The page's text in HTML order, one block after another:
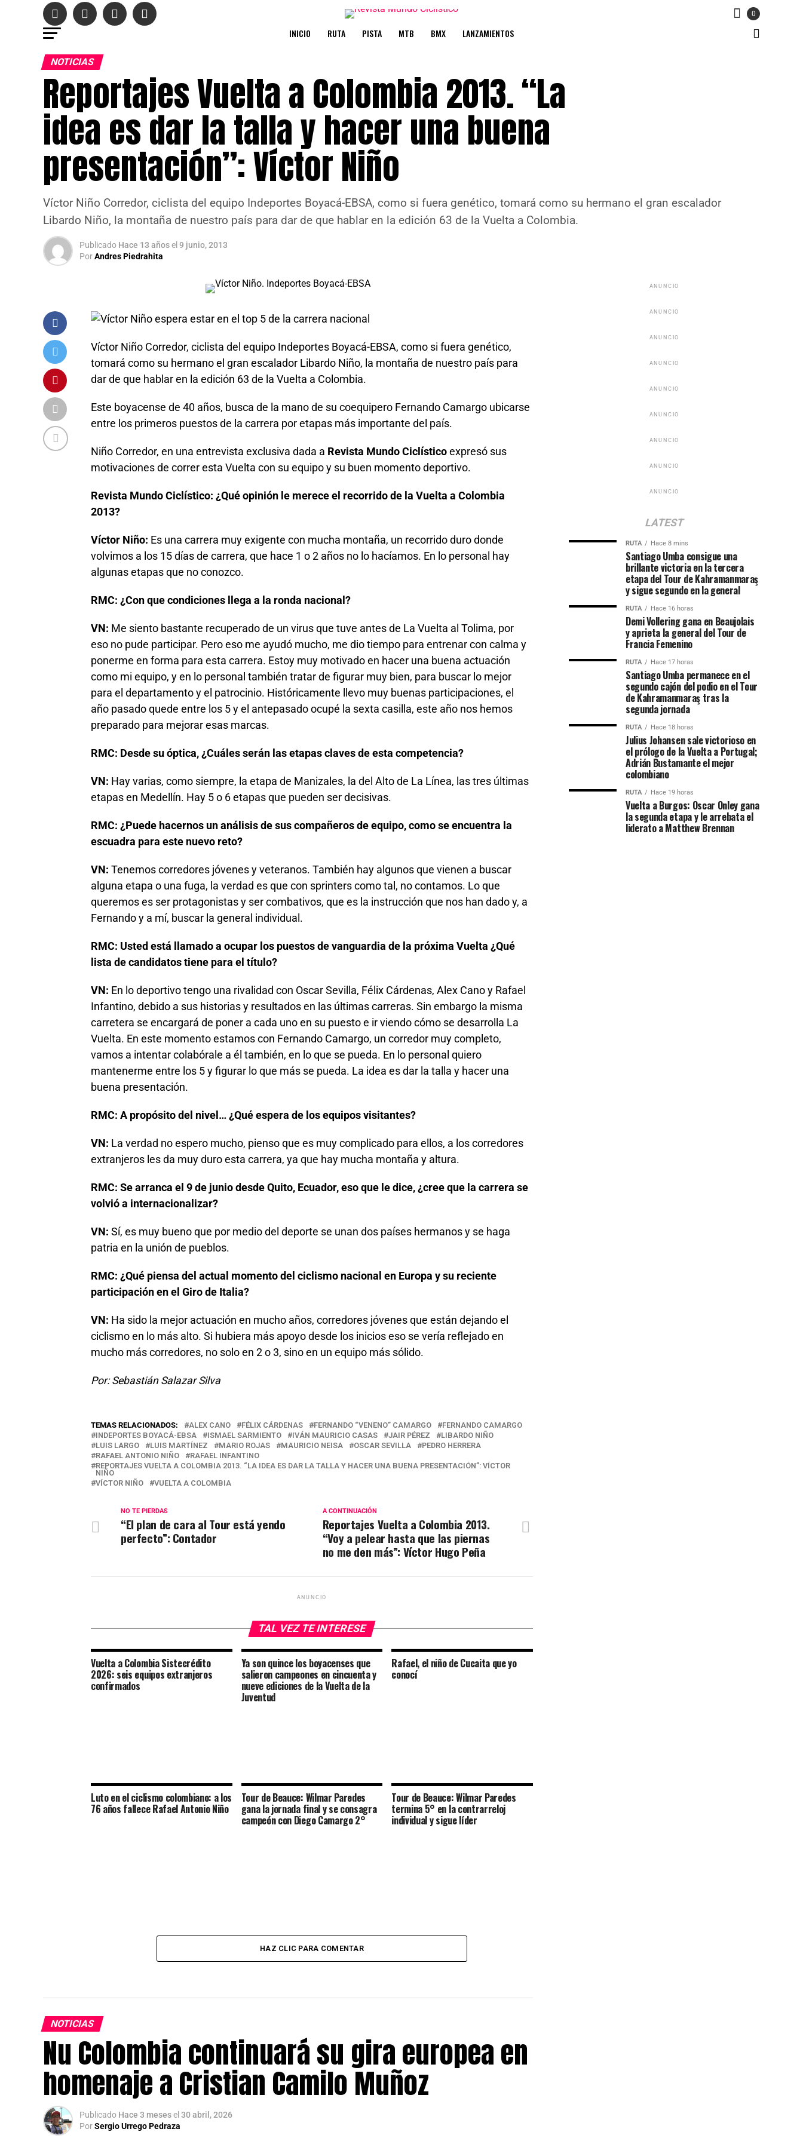
0
INICIO RUTA PISTA MTB BMX LANZAMIENTOS
NOTICIAS
Reportajes Vuelta a Colombia 2013. “La
idea es dar la talla y hacer una buena
presentación”: Víctor Niño
Víctor Niño Corredor, ciclista del equipo Indeportes Boyacá-EBSA, como si fuera genético, tomará como su hermano el gran escalador
Libardo Niño, la montaña de nuestro país para dar de que hablar en la edición 63 de la Vuelta a Colombia.
Publicado Hace 13 añosel 9 junio, 2013
PorAndres Piedrahita
Víctor Niño Corredor, ciclista del equipo Indeportes Boyacá-EBSA, como si fuera genético,
tomará como su hermano el gran escalador Libardo Niño, la montaña de nuestro país para
dar de que hablar en la edición 63 de la Vuelta a Colombia.
Este boyacense de 40 años, busca de la mano de su coequipero Fernando Camargo ubicarse
entre los primeros puestos de la carrera por etapas más importante del país.
Niño Corredor, en una entrevista exclusiva dada a Revista Mundo Ciclístico expresó sus
motivaciones de correr esta Vuelta con su equipo y su buen momento deportivo.
Revista Mundo Ciclístico: ¿Qué opinión le merece el recorrido de la Vuelta a Colombia
2013?
Víctor Niño: Es una carrera muy exigente con mucha montaña, un recorrido duro donde
volvimos a los 15 días de carrera, que hace 1 o 2 años no lo hacíamos. En lo personal hay
algunas etapas que no conozco.
RMC: ¿Con que condiciones llega a la ronda nacional?
VN: Me siento bastante recuperado de un virus que tuve antes de La Vuelta al Tolima, por
eso no pude participar. Pero eso me ayudó mucho, me dio tiempo para entrenar con calma y
ponerme en forma para esta carrera. Estoy muy motivado en hacer una buena actuación
como mi equipo, y en lo personal también tratar de figurar muy bien, para buscar lo mejor
para el departamento y el patrocinio. Históricamente llevo muy buenas participaciones, el
año pasado quede entre los 5 y el antepasado ocupé la sexta casilla, este año nos hemos
preparado para mejorar esas marcas.
RMC: Desde su óptica, ¿Cuáles serán las etapas claves de esta competencia?
VN: Hay varias, como siempre, la etapa de Manizales, la del Alto de La Línea, las tres últimas
etapas en Medellín. Hay 5 o 6 etapas que pueden ser decisivas.
RMC: ¿Puede hacernos un análisis de sus compañeros de equipo, como se encuentra la
escuadra para este nuevo reto?
VN: Tenemos corredores jóvenes y veteranos. También hay algunos que vienen a buscar
alguna etapa o una fuga, la verdad es que con sprinters como tal, no contamos. Lo que
queremos es ser protagonistas y ser combativos, que es la instrucción que nos han dado y, a
Fernando y a mí, buscar la general individual.
RMC: Usted está llamado a ocupar los puestos de vanguardia de la próxima Vuelta ¿Qué
lista de candidatos tiene para el título?
VN: En lo deportivo tengo una rivalidad con Oscar Sevilla, Félix Cárdenas, Alex Cano y Rafael
Infantino, debido a sus historias y resultados en las últimas carreras. Sin embargo la misma
carretera se encargará de poner a cada uno en su puesto e ir viendo cómo se desarrolla La
Vuelta. En este momento estamos con Fernando Camargo, un corredor muy completo,
vamos a intentar colabórale a él también, en lo que se pueda. En lo personal quiero
mantenerme entre los 5 y figurar lo que más se pueda. La idea es dar la talla y hacer una
buena presentación.
RMC: A propósito del nivel… ¿Qué espera de los equipos visitantes?
VN: La verdad no espero mucho, pienso que es muy complicado para ellos, a los corredores
extranjeros les da muy duro esta carrera, ya que hay mucha montaña y altura.
RMC: Se arranca el 9 de junio desde Quito, Ecuador, eso que le dice, ¿cree que la carrera se
volvió a internacionalizar?
VN: Sí, es muy bueno que por medio del deporte se unan dos países hermanos y se haga
patria en la unión de pueblos.
RMC: ¿Qué piensa del actual momento del ciclismo nacional en Europa y su reciente
participación en el Giro de Italia?
VN: Ha sido la mejor actuación en mucho años, corredores jóvenes que están dejando el
ciclismo en lo más alto. Si hubiera más apoyo desde los inicios eso se vería reflejado en
mucho más corredores, no solo en 2 o 3, sino en un equipo más sólido.
Por: Sebastián Salazar Silva
TEMAS RELACIONADOS: ALEX CANO FÉLIX CÁRDENAS FERNANDO “VENENO” CAMARGO
FERNANDO CAMARGO
INDEPORTES BOYACÁ-EBSA
ISMAEL SARMIENTO IVÁN MAURICIO CASAS JAIR PÉREZ
LIBARDO NIÑO
LUIS LARGO
LUIS MARTÍNEZ MARIO ROJAS MAURICIO NEISA OSCAR SEVILLA
PEDRO HERRERA
RAFAEL ANTONIO NIÑO
RAFAEL INFANTINO
REPORTAJES VUELTA A COLOMBIA 2013. “LA IDEA ES DAR LA TALLA Y HACER UNA BUENA PRESENTACIÓN”: VÍCTOR
NIÑO
VÍCTOR NIÑO
VUELTA A COLOMBIA
A CONTINUACIÓN
Reportajes Vuelta a Colombia 2013.
“Voy a pelear hasta que las piernas
no me den más”: Víctor Hugo Peña
NO TE PIERDAS
“El plan de cara al Tour está yendo
perfecto”: Contador
ANUNCIO
TAL VEZ TE INTERESE
Vuelta a Colombia Sistecrédito
2026: seis equipos extranjeros
confirmados
Ya son quince los boyacenses que
salieron campeones en cincuenta y
nueve ediciones de la Vuelta de la
Juventud
Rafael, el niño de Cucaita que yo
conocí
Luto en el ciclismo colombiano: a los
76 años fallece Rafael Antonio Niño
Tour de Beauce: Wilmar Paredes
gana la jornada final y se consagra
campeón con Diego Camargo 2°
Tour de Beauce: Wilmar Paredes
termina 5° en la contrarreloj
individual y sigue líder
HAZ CLIC PARA COMENTAR
NOTICIAS
Nu Colombia continuará su gira europea en
homenaje a Cristian Camilo Muñoz
Publicado Hace 3 mesesel 30 abril, 2026
PorSergio Urrego Pedraza
ANUNCIO
ANUNCIO
ANUNCIO
ANUNCIO
ANUNCIO
ANUNCIO
ANUNCIO
ANUNCIO
ANUNCIO
LATEST
RUTA Hace 8 mins
Santiago Umba consigue una
brillante victoria en la tercera
etapa del Tour de Kahramanmaraş
y sigue segundo en la general
RUTA Hace 16 horas
Demi Vollering gana en Beaujolais
y aprieta la general del Tour de
Francia Femenino
RUTA Hace 17 horas
Santiago Umba permanece en el
segundo cajón del podio en el Tour
de Kahramanmaraş tras la
segunda jornada
RUTA Hace 18 horas
Julius Johansen sale victorioso en
el prólogo de la Vuelta a Portugal;
Adrián Bustamante el mejor
colombiano
RUTA Hace 19 horas
Vuelta a Burgos: Oscar Onley gana
la segunda etapa y le arrebata el
liderato a Matthew Brennan